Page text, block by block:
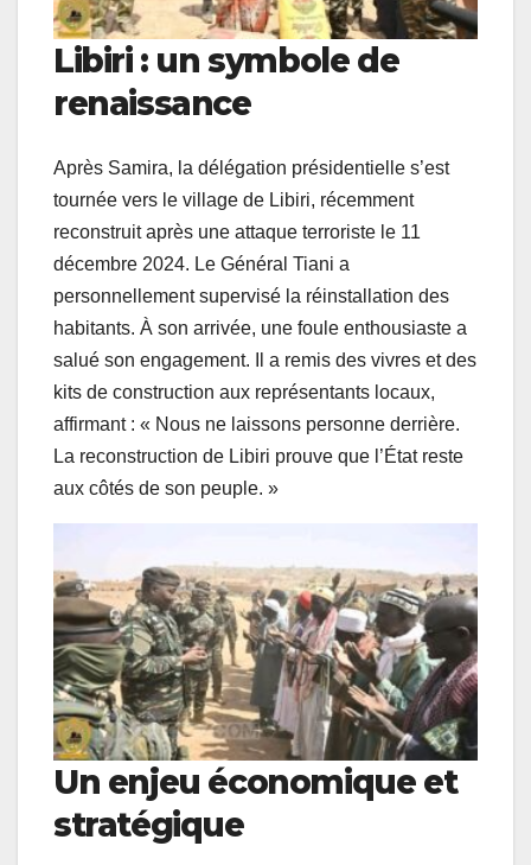
Libiri : un symbole de
renaissance
Après Samira, la délégation présidentielle s’est
tournée vers le village de Libiri, récemment
reconstruit après une attaque terroriste le 11
décembre 2024. Le Général Tiani a
personnellement supervisé la réinstallation des
habitants. À son arrivée, une foule enthousiaste a
salué son engagement. Il a remis des vivres et des
kits de construction aux représentants locaux,
affirmant : « Nous ne laissons personne derrière.
La reconstruction de Libiri prouve que l’État reste
aux côtés de son peuple. »
Un enjeu économique et
stratégique